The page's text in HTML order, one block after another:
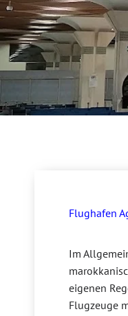
Flughafen
Im
eigenen
Flugzeuge